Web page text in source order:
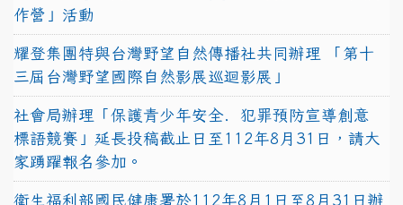
作營」活動
耀登集團特與台灣野望自然傳播社共同辦理 「第十
三屆台灣野望國際自然影展巡迴影展」
社會局辦理「保護青少年安全．犯罪預防宣導創意
標語競賽」延長投稿截止日至112年8月31日，請大
家踴躍報名參加。
衛生福利部國民健康署於112年8月1日至8月31日辦